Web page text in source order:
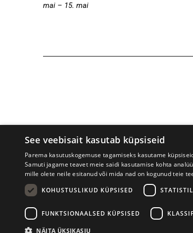
mai – 15. mai
Prima Vista kirjandusfestival
See veebisait kasutab küpsiseid
Parema kasutuskogemuse tagamiseks kasutame
Samuti jagame teavet meie saidi kasutamise kohta
mille olete neile esitanud või mida nad on kogunud teie
KOHUSTUSLIKUD KÜPSISED
FUNKTSIONAALSED KÜPSISED
NÄITA ÜKSIKASJU